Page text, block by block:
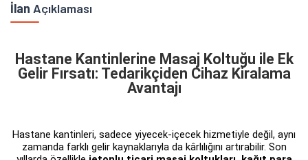
İlan Açıklaması
Hastane Kantinlerine Masaj Koltuğu ile Ek
Gelir Fırsatı: Tedarikçiden Cihaz Kiralama
Avantajı
Hastane kantinleri, sadece yiyecek-içecek hizmetiyle değil, aynı
zamanda farklı gelir kaynaklarıyla da kârlılığını artırabilir. Son